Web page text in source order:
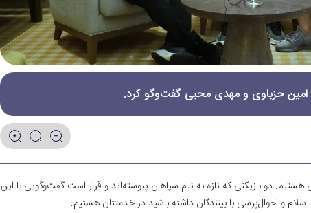
امین حزباوی و مهدی محبی گفت‌و‌گو کرد.
دو بازیکنی که تازه به تیم سپاهان پیوسته‌اند و قرار است گفت‌وگویی با این
و احوال‌پرسی با بینندگان داشته باشید در خدمتتان هستیم.